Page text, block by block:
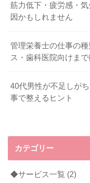
筋力低下・疲労感・
因かもしれません
管理栄養士の仕事の
ス・歯科医院向けま
40代男性が不足しが
事で整えるヒント
カテゴリー
◆サービス一覧 (2)